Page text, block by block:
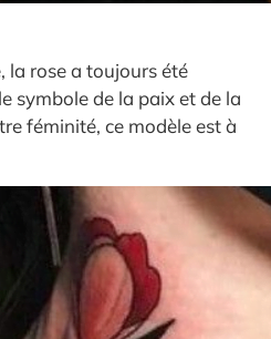
la rose a toujours été
symbole de la paix et de la
féminité, ce modèle est à